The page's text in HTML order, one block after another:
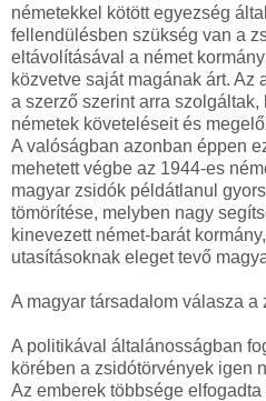
németekkel kötött egyezség
fellendülésben szükség van a
eltávolításával a német
közvetve saját magának árt. Az
a szerző szerint arra
németek követeléseit és
A valóságban azonban éppen
mehetett végbe az 1944-es
magyar zsidók példátlanul
tömörítése, melyben nagy
kinevezett német-barát
utasításoknak eleget tevő
A magyar társadalom válasza a
A politikával általánosságban
körében a zsidótörvények igen
Az emberek többsége